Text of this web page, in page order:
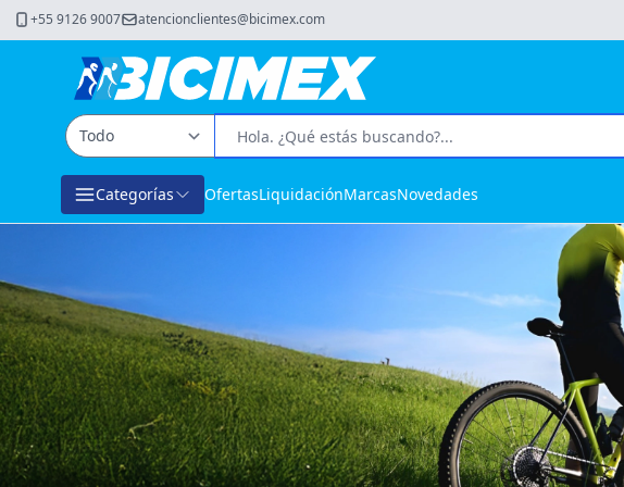
+55 9126 9007 atencionclientes@bicimex.com
Categorías OfertasLiquidaciónMarcasNovedades